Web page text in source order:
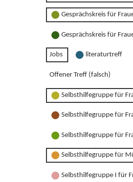
Gesprächskreis für
Gesprächskreis für
Jobs literaturtreff
Offener Treff (falsch)
Selbsthilfegruppe für
Selbsthilfegruppe für
Selbsthilfegruppe für
Selbsthilfegruppe für
Selbsthilfegruppe I für